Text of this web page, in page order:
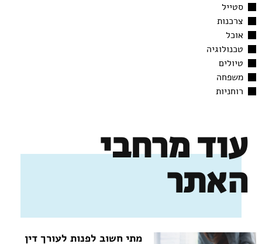
סטייל
צרכנות
אוכל
טכנולוגיה
טיולים
משפחה
רוחניות
עוד מרחבי
האתר
מתי חשוב לפנות לעורך דין